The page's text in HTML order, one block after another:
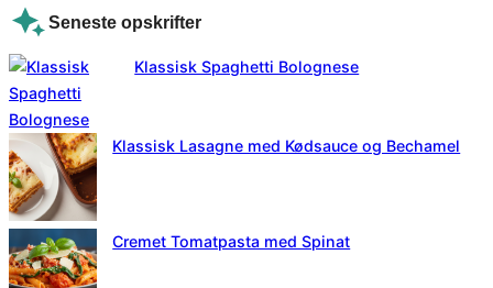
Seneste opskrifter
Klassisk Spaghetti Bolognese
Klassisk Lasagne med Kødsauce og Bechamel
Cremet Tomatpasta med Spinat